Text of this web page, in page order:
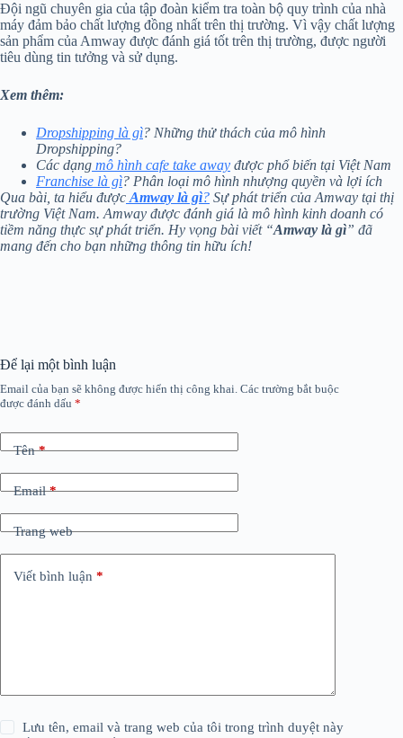
Đội ngũ chuyên gia của tập đoàn kiểm tra toàn bộ quy trình của nhà
máy đảm bảo chất lượng đồng nhất trên thị trường. Vì vậy chất lượng
sản phẩm của Amway được đánh giá tốt trên thị trường, được người
tiêu dùng tin tưởng và sử dụng.
Xem thêm:
Dropshipping là gì? Những thử thách của mô hình
Dropshipping?
Các dạng mô hình cafe take away được phổ biến tại Việt Nam
Franchise là gì? Phân loại mô hình nhượng quyền và lợi ích
Qua bài, ta hiểu được Amway là gì? Sự phát triển của Amway tại thị
trường Việt Nam. Amway được đánh giá là mô hình kinh doanh có
tiềm năng thực sự phát triển. Hy vọng bài viết “Amway là gì” đã
mang đến cho bạn những thông tin hữu ích!
Để lại một bình luận
Email của bạn sẽ không được hiển thị công khai. Các trường bắt buộc
được đánh dấu *
Tên*
Email*
Trang web
Viết bình luận *
Lưu tên, email và trang web của tôi trong trình duyệt này